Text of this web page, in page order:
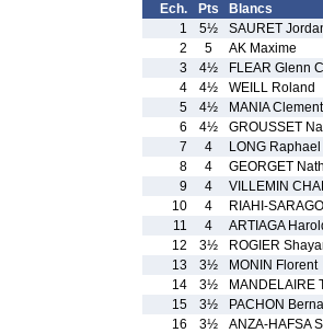
Ech. Pts
Blancs
1
5½
SAURET
2
5
AK Maxime
3
4½
FLEAR Glenn C
4
4½
WEILL Roland
5
4½
MANIA Clement
6
4½
GROUSSET
7
4
LONG Raphael
8
4
GEORGET
9
4
VILLEMIN
10
4
RIAHI-
11
4
ARTIAGA
12
3½
ROGIER
13
3½
MONIN Florent
14
3½
MANDELAIRE
15
3½
PACHON
16
3½
ANZA-HAFSA